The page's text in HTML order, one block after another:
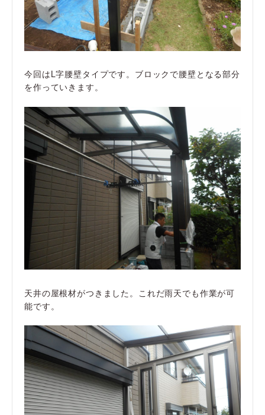
今回はL字腰壁タイプです。ブロックで腰壁となる部分
を作っていきます。
天井の屋根材がつきました。これだ雨天でも作業が可
能です。